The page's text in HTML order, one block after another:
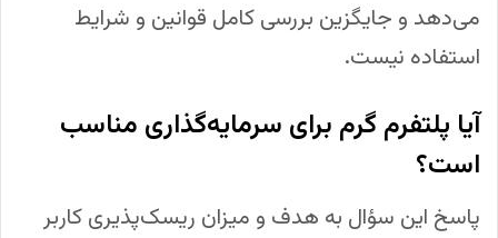
می‌دهد و جایگزین بررسی کامل قوانین و شرایط
استفاده نیست.
آیا پلتفرم گرم برای سرمایه‌گذاری مناسب
است؟
پاسخ این سؤال به هدف و میزان ریسک‌پذیری کاربر